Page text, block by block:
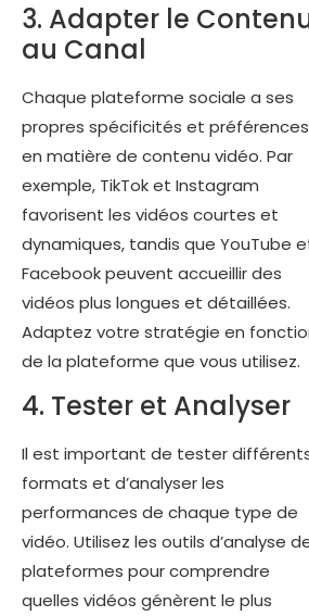
3. Adapter le
au Canal
Chaque plateforme sociale a ses
propres spécificités et préférences
en matière de contenu vidéo. Par
exemple, TikTok et Instagram
favorisent les vidéos courtes et
dynamiques, tandis que YouTube
Facebook peuvent accueillir des
vidéos plus longues et détaillées.
Adaptez votre stratégie en
de la plateforme que vous utilisez.
4. Tester et Analyser
Il est important de tester
formats et d’analyser les
performances de chaque type de
vidéo. Utilisez les outils d’analyse
plateformes pour comprendre
quelles vidéos génèrent le plus